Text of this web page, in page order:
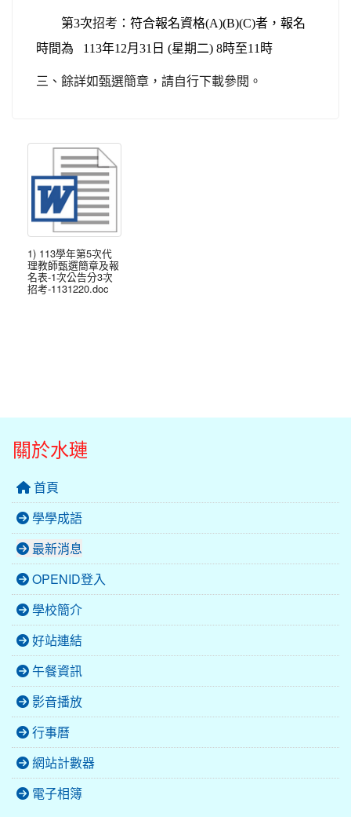
第3次招考 ： 符合報名資格(A)(B)(C)者，報名
時間為 113年12月31日 (星期二) 8時至11時
三、餘詳如甄選簡章，請自行下載參閱。
1) 113學年第5次代
理教師甄選簡章及報
名表-1次公告分3次
招考-1131220.doc
關於水璉
首頁
學學成語
最新消息
OPENID登入
學校簡介
好站連結
午餐資訊
影音播放
行事曆
網站計數器
電子相簿